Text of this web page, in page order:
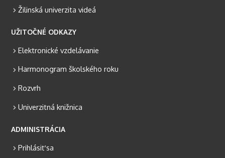
Žilinská univerzita videá
UŽITOČNÉ ODKAZY
Elektronické vzdelávanie
Harmonogram školského roku
Rozvrh
Univerzitná knižnica
ADMINISTRÁCIA
Prihlásiť sa